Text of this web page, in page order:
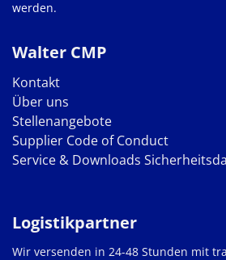
Walter CMP
Kontakt
Über uns
Stellenangebote
Supplier Code of Conduct
Service & Downloads
werden.
Logistikpartner
Wir versenden in 24-48 Stunden mit